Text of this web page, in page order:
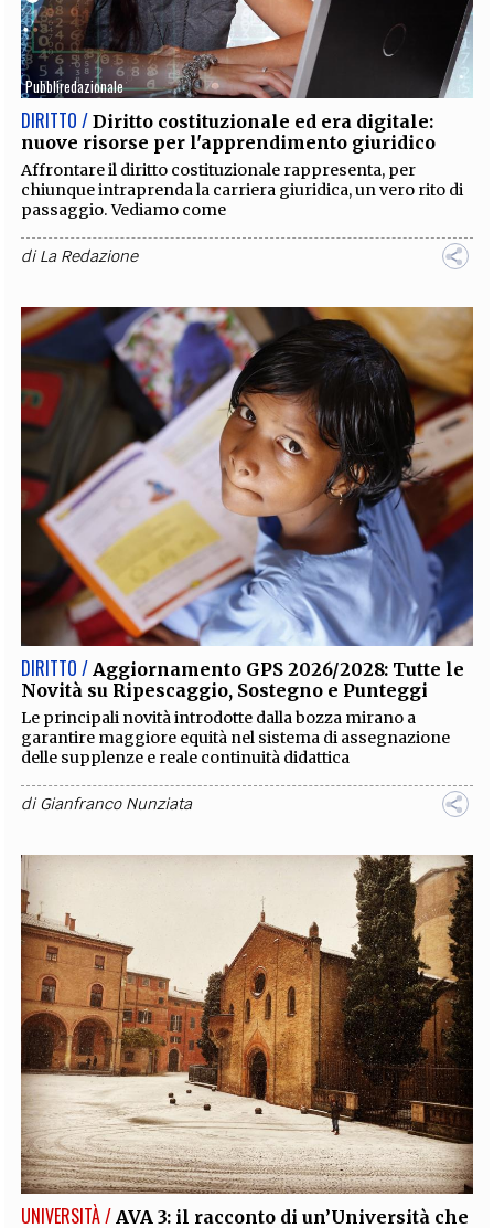
Pubbliredazionale
DIRITTO / Diritto costituzionale ed era digitale:
nuove risorse per l'apprendimento giuridico
Affrontare il diritto costituzionale rappresenta, per
chiunque intraprenda la carriera giuridica, un vero rito di
passaggio. Vediamo come
diLa Redazione
DIRITTO / Aggiornamento GPS 2026/2028: Tutte le
Novità su Ripescaggio, Sostegno e Punteggi
Le principali novità introdotte dalla bozza mirano a
garantire maggiore equità nel sistema di assegnazione
delle supplenze e reale continuità didattica
diGianfranco Nunziata
UNIVERSITÀ / AVA 3: il racconto di un’Università che